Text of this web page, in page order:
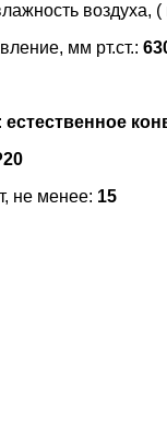
воздуха,
мм рт.ст.:
естественное
не менее: 15